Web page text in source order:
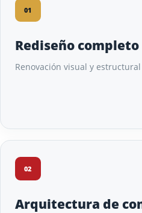
01
Rediseño completo
Renovación visual y
02
Arquitectura de